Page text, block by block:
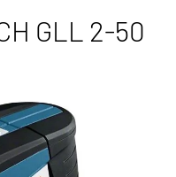
GLL 2-50